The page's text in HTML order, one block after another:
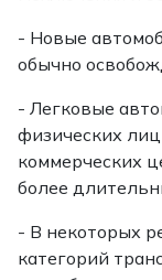
- Новые
обычно
- Легковые
физических
коммерческих
более
- В некоторых
категорий